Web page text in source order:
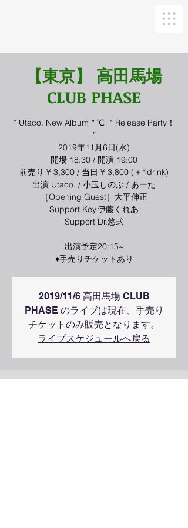
【東京】 高田馬場
CLUB PHASE
“ Utaco. New Album＂℃ ＂Release Party！
”
2019年11月6日(水)
開場 18:30 / 開演 19:00
前売り ¥ 3,300 / 当日 ¥ 3,800 (＋1drink)
出演 Utaco. / 小玉しのぶ / あーた
［Opening Guest］大平伸正
Support Key.伊藤くれあ
Support Dr.悠弐
出演予定20:15~
♦︎手売りチケットあり
2019/11/6 高田馬場 CLUB
PHASE のライブは現在、手売り
チケットのみ販売となります。
ライブスケジュールへ戻る